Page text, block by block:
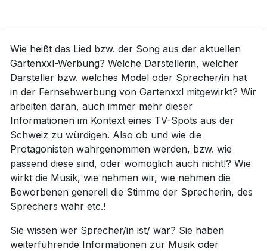
Wie heißt das Lied bzw. der Song aus der aktuellen
Gartenxxl-Werbung? Welche Darstellerin, welcher
Darsteller bzw. welches Model oder Sprecher/in hat
in der Fernsehwerbung von Gartenxxl mitgewirkt? Wir
arbeiten daran, auch immer mehr dieser
Informationen im Kontext eines TV-Spots aus der
Schweiz zu würdigen. Also ob und wie die
Protagonisten wahrgenommen werden, bzw. wie
passend diese sind, oder womöglich auch nicht!? Wie
wirkt die Musik, wie nehmen wir, wie nehmen die
Beworbenen generell die Stimme der Sprecherin, des
Sprechers wahr etc.!
Sie wissen wer Sprecher/in ist/ war? Sie haben
weiterführende Informationen zur Musik oder